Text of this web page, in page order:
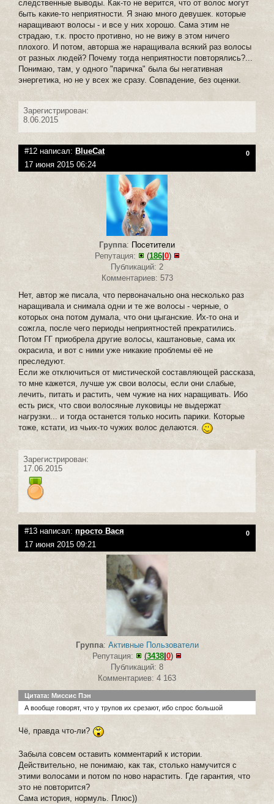
следственные выводы. Как-то не верится, что от волос могут
быть какие-то неприятности. Я знаю много девушек. которые
наращивают волосы - и все у них хорошо. Сама этим не
страдаю, т.к. просто противно, но не вижу в этом ничего
плохого. И потом, авторша же наращивала всякий раз волосы
от разных людей? Почему тогда неприятности повторялись?...
Понимаю, там, у одного "паричка" была бы негативная
энергетика, но не у всех же сразу. Совпадение, без оценки.
Зарегистрирован:
8.06.2015
#12 написал: BlueCat 0
17 июня 2015 06:24
Группа: Посетители
Репутация:
(186| 0)
Публикаций: 2
Комментариев: 573
Нет, автор же писала, что первоначально она несколько раз
наращивала и снимала одни и те же волосы - черные, о
которых она потом думала, что они цыганские. Их-то она и
сожгла, после чего периоды неприятностей прекратились.
Потом ГГ приобрела другие волосы, каштановые, сама их
окрасила, и вот с ними уже никакие проблемы её не
преследуют.
Если же отключиться от мистической составляющей рассказа,
то мне кажется, лучше уж свои волосы, если они слабые,
лечить, питать и растить, чем чужие на них наращивать. Ибо
есть риск, что свои волосяные луковицы не выдержат
нагрузки... и тогда останется только носить парики. Которые
тоже, кстати, из чьих-то чужих волос делаются.
Зарегистрирован:
17.06.2015
#13 написал: просто Вася 0
17 июня 2015 09:21
Группа: Активные Пользователи
Репутация:
(3438 0)
Публикаций: 8
Комментариев: 4 163
Цитата: Миссис Пэн
А вообще говорят, что у трупов их срезают, ибо спрос большой
Чё, правда что-ли?
Забыла совсем оставить комментарий к истории.
Действительно, не понимаю, как так, столько намучится с
этими волосами и потом по ново нарастить. Где гарантия, что
это не повторится?
Сама история, нормуль. Плюс))